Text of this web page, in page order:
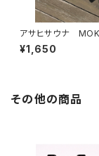
アサヒサウナ
全8色
¥1,650
その他の商品